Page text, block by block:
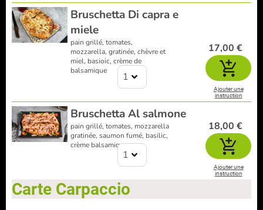
Bruschetta Di capra e
miele
pain grillé, tomates,
mozzarella, gratinée, chèvre et
miel, basioic, crème de
balsamique
1
17,00 €
Ajouter une
instruction
Bruschetta Al salmone
pain grillé, tomates, mozzarella
gratinée, saumon fumé, basilic,
crème balsamique
1
18,00 €
Ajouter une
instruction
Carte Carpaccio